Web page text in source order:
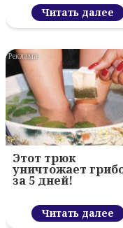
Читать далее
Этот трюк
уничтожает
за 5 дней!
Читать далее